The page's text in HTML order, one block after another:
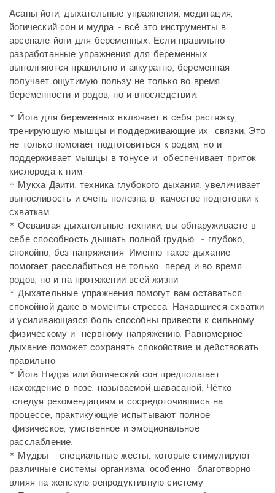
Асаны йоги, дыхательные упражнения, медитация,
йогический сон и мудра - всё это инструменты в
арсенале йоги для беременных. Если правильно
разработанные упражнения для беременных
выполняются правильно и аккуратно, беременная
получает ощутимую пользу не только во время
беременности и родов, но и впоследствии.
* Йога для беременных включает в себя растяжку,
тренирующую мышцы и поддерживающие их связки. Это
не только помогает подготовиться к родам, но и
поддерживает мышцы в тонусе и обеспечивает приток
кислорода к ним.
* Мукха Даити, техника глубокого дыхания, увеличивает
выносливость и очень полезна в качестве подготовки к
схваткам.
* Осваивая дыхательные техники, вы обнаруживаете в
себе способность дышать полной грудью - глубоко,
спокойно, без напряжения. Именно такое дыхание
помогает расслабиться не только перед и во время
родов, но и на протяжении всей жизни.
* Дыхательные упражнения помогут вам оставаться
спокойной даже в моменты стресса. Начавшиеся схватки
и усиливающаяся боль способны привести к сильному
физическому и нервному напряжению. Равномерное
дыхание поможет сохранять спокойствие и действовать
правильно.
* Йога Нидра или йогический сон предполагает
нахождение в позе, называемой шавасаной. Чётко
следуя рекомендациям и сосредоточившись на
процессе, практикующие испытывают полное
физическое, умственное и эмоциональное
расслабление.
* Мудры - специальные жесты, которые стимулируют
различные системы организма, особенно благотворно
влияя на женскую репродуктивную систему.